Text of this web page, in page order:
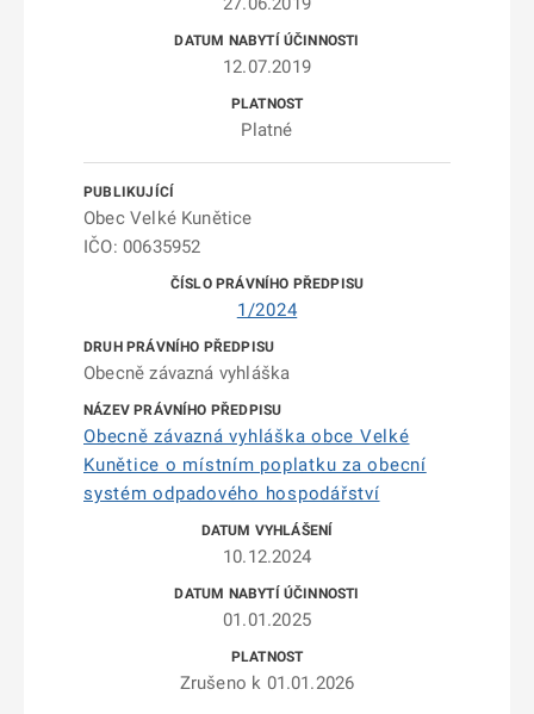
12.07.2019
Platné
Obec Velké Kunětice
IČO: 00635952
1/2024
Obecně závazná vyhláška
Obecně závazná vyhláška obce Velké
Kunětice o místním poplatku za obecní
systém odpadového hospodářství
10.12.2024
01.01.2025
Zrušeno k 01.01.2026